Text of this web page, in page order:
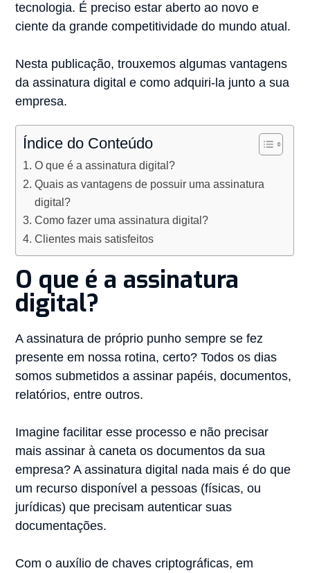
tecnologia. É preciso estar aberto ao novo e
ciente da grande competitividade do mundo atual.
Nesta publicação, trouxemos algumas vantagens
da assinatura digital e como adquiri-la junto a sua
empresa.
Índice do Conteúdo
O que é a assinatura digital?
Quais as vantagens de possuir uma assinatura
digital?
Como fazer uma assinatura digital?
Clientes mais satisfeitos
O que é a assinatura
digital?
A assinatura de próprio punho sempre se fez
presente em nossa rotina, certo? Todos os dias
somos submetidos a assinar papéis, documentos,
relatórios, entre outros.
Imagine facilitar esse processo e não precisar
mais assinar à caneta os documentos da sua
empresa? A assinatura digital nada mais é do que
um recurso disponível a pessoas (físicas, ou
jurídicas) que precisam autenticar suas
documentações.
Com o auxílio de chaves criptográficas, em